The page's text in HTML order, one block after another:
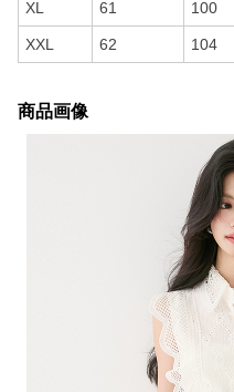
XL 61 100
XXL 62 104
商品画像